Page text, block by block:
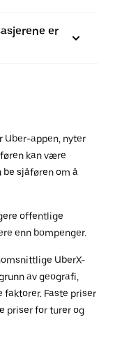
er
Uber-appen, nyter
kan være
be sjåføren om å
offentlige
enn bompenger.
UberX-
av geografi,
Faste priser
priser for turer og